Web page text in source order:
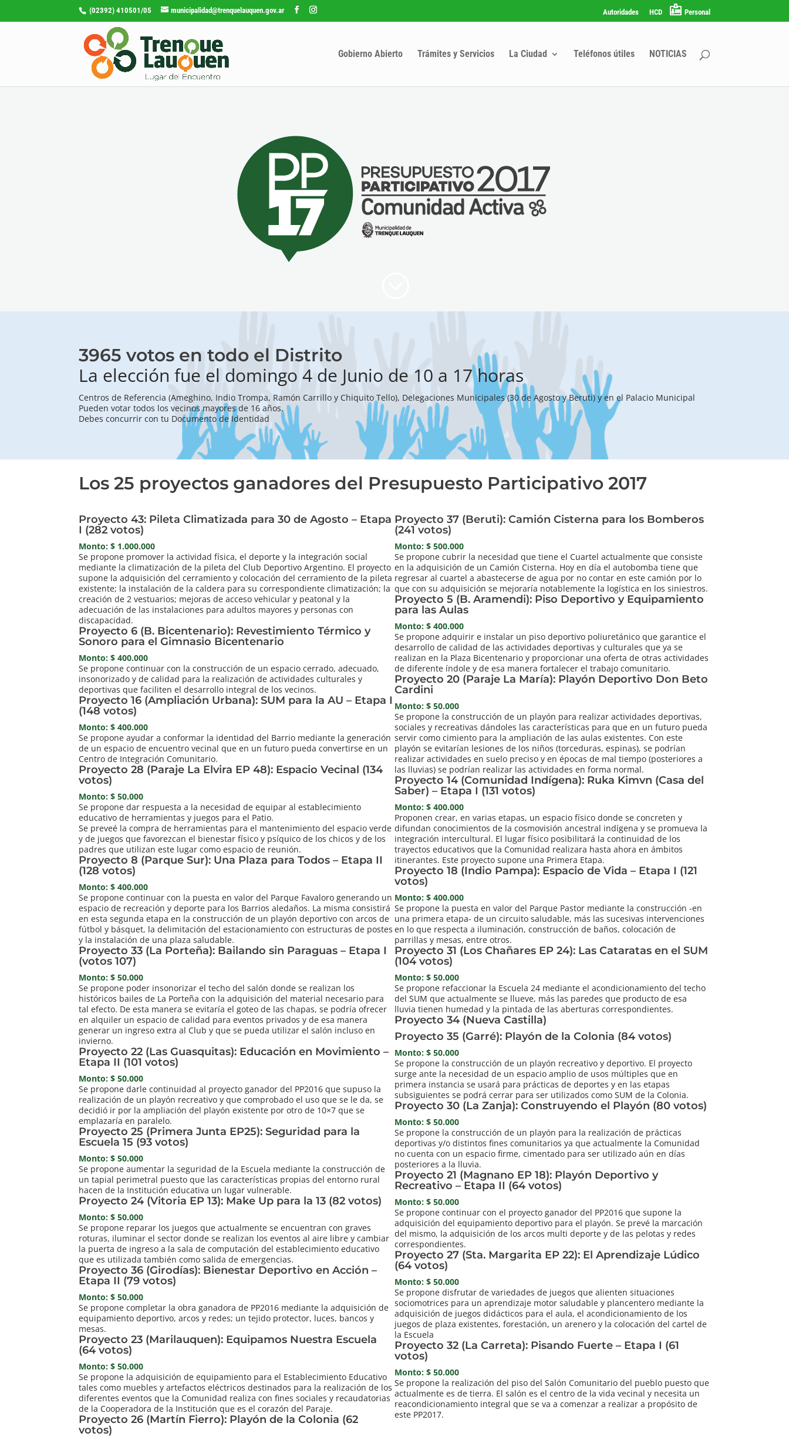
(02392) 410501/05 municipalidad@trenquelauquen.gov.ar Autoridades HCD Personal
Gobierno Abierto Trámites y Servicios La Ciudad Teléfonos útiles NOTICIAS
3965 votos en todo el Distrito
La elección fue el domingo 4 de Junio de 10 a 17 horas
Centros de Referencia (Ameghino, Indio Trompa, Ramón Carrillo y Chiquito Tello), Delegaciones Municipales (30 de Agosto y Beruti) y en el Palacio Municipal
Pueden votar todos los vecinos mayores de 16 años.
Debes concurrir con tu Documento de Identidad
Los 25 proyectos ganadores del Presupuesto Participativo 2017
Proyecto 43: Pileta Climatizada para 30 de Agosto – Etapa
I (282 votos)
Monto: $ 1.000.000
Se propone promover la actividad física, el deporte y la integración social
mediante la climatización de la pileta del Club Deportivo Argentino. El proyecto
supone la adquisición del cerramiento y colocación del cerramiento de la pileta
existente; la instalación de la caldera para su correspondiente climatización; la
creación de 2 vestuarios; mejoras de acceso vehicular y peatonal y la
adecuación de las instalaciones para adultos mayores y personas con
discapacidad.
Proyecto 6 (B. Bicentenario): Revestimiento Térmico y
Sonoro para el Gimnasio Bicentenario
Monto: $ 400.000
Se propone continuar con la construcción de un espacio cerrado, adecuado,
insonorizado y de calidad para la realización de actividades culturales y
deportivas que faciliten el desarrollo integral de los vecinos.
Proyecto 16 (Ampliación Urbana): SUM para la AU – Etapa I
(148 votos)
Monto: $ 400.000
Se propone ayudar a conformar la identidad del Barrio mediante la generación
de un espacio de encuentro vecinal que en un futuro pueda convertirse en un
Centro de Integración Comunitario.
Proyecto 28 (Paraje La Elvira EP 48): Espacio Vecinal (134
votos)
Monto: $ 50.000
Se propone dar respuesta a la necesidad de equipar al establecimiento
educativo de herramientas y juegos para el Patio.
Se preveé la compra de herramientas para el mantenimiento del espacio verde
y de juegos que favorezcan el bienestar físico y psíquico de los chicos y de los
padres que utilizan este lugar como espacio de reunión.
Proyecto 8 (Parque Sur): Una Plaza para Todos – Etapa II
(128 votos)
Monto: $ 400.000
Se propone continuar con la puesta en valor del Parque Favaloro generando un
espacio de recreación y deporte para los Barrios aledaños. La misma consistirá
en esta segunda etapa en la construcción de un playón deportivo con arcos de
fútbol y básquet, la delimitación del estacionamiento con estructuras de postes
y la instalación de una plaza saludable.
Proyecto 33 (La Porteña): Bailando sin Paraguas – Etapa I
(votos 107)
Monto: $ 50.000
Se propone poder insonorizar el techo del salón donde se realizan los
históricos bailes de La Porteña con la adquisición del material necesario para
tal efecto. De esta manera se evitaría el goteo de las chapas, se podría ofrecer
en alquiler un espacio de calidad para eventos privados y de esa manera
generar un ingreso extra al Club y que se pueda utilizar el salón incluso en
invierno.
Proyecto 22 (Las Guasquitas): Educación en Movimiento –
Etapa II (101 votos)
Monto: $ 50.000
Se propone darle continuidad al proyecto ganador del PP2016 que supuso la
realización de un playón recreativo y que comprobado el uso que se le da, se
decidió ir por la ampliación del playón existente por otro de 10×7 que se
emplazaría en paralelo.
Proyecto 25 (Primera Junta EP25): Seguridad para la
Escuela 15 (93 votos)
Monto: $ 50.000
Se propone aumentar la seguridad de la Escuela mediante la construcción de
un tapial perimetral puesto que las características propias del entorno rural
hacen de la Institución educativa un lugar vulnerable.
Proyecto 24 (Vitoria EP 13): Make Up para la 13 (82 votos)
Monto: $ 50.000
Se propone reparar los juegos que actualmente se encuentran con graves
roturas, iluminar el sector donde se realizan los eventos al aire libre y cambiar
la puerta de ingreso a la sala de computación del establecimiento educativo
que es utilizada también como salida de emergencias.
Proyecto 36 (Girodías): Bienestar Deportivo en Acción –
Etapa II (79 votos)
Monto: $ 50.000
Se propone completar la obra ganadora de PP2016 mediante la adquisición de
equipamiento deportivo, arcos y redes; un tejido protector, luces, bancos y
mesas.
Proyecto 23 (Marilauquen): Equipamos Nuestra Escuela
(64 votos)
Monto: $ 50.000
Se propone la adquisición de equipamiento para el Establecimiento Educativo
tales como muebles y artefactos eléctricos destinados para la realización de los
diferentes eventos que la Comunidad realiza con fines sociales y recaudatorias
de la Cooperadora de la Institución que es el corazón del Paraje.
Proyecto 26 (Martín Fierro): Playón de la Colonia (62
votos)
Proyecto 37 (Beruti): Camión Cisterna para los Bomberos
(241 votos)
Monto: $ 500.000
Se propone cubrir la necesidad que tiene el Cuartel actualmente que consiste
en la adquisición de un Camión Cisterna. Hoy en día el autobomba tiene que
regresar al cuartel a abastecerse de agua por no contar en este camión por lo
que con su adquisición se mejoraría notablemente la logística en los siniestros.
Proyecto 5 (B. Aramendi): Piso Deportivo y Equipamiento
para las Aulas
Monto: $ 400.000
Se propone adquirir e instalar un piso deportivo poliuretánico que garantice el
desarrollo de calidad de las actividades deportivas y culturales que ya se
realizan en la Plaza Bicentenario y proporcionar una oferta de otras actividades
de diferente índole y de esa manera fortalecer el trabajo comunitario.
Proyecto 20 (Paraje La María): Playón Deportivo Don Beto
Cardini
Monto: $ 50.000
Se propone la construcción de un playón para realizar actividades deportivas,
sociales y recreativas dándoles las características para que en un futuro pueda
servir como cimiento para la ampliación de las aulas existentes. Con este
playón se evitarían lesiones de los niños (torceduras, espinas), se podrían
realizar actividades en suelo preciso y en épocas de mal tiempo (posteriores a
las lluvias) se podrían realizar las actividades en forma normal.
Proyecto 14 (Comunidad Indígena): Ruka Kimvn (Casa del
Saber) – Etapa I (131 votos)
Monto: $ 400.000
Proponen crear, en varias etapas, un espacio físico donde se concreten y
difundan conocimientos de la cosmovisión ancestral indígena y se promueva la
integración intercultural. El lugar físico posibilitará la continuidad de los
trayectos educativos que la Comunidad realizara hasta ahora en ámbitos
itinerantes. Este proyecto supone una Primera Etapa.
Proyecto 18 (Indio Pampa): Espacio de Vida – Etapa I (121
votos)
Monto: $ 400.000
Se propone la puesta en valor del Parque Pastor mediante la construcción -en
una primera etapa- de un circuito saludable, más las sucesivas intervenciones
en lo que respecta a iluminación, construcción de baños, colocación de
parrillas y mesas, entre otros.
Proyecto 31 (Los Chañares EP 24): Las Cataratas en el SUM
(104 votos)
Monto: $ 50.000
Se propone refaccionar la Escuela 24 mediante el acondicionamiento del techo
del SUM que actualmente se llueve, más las paredes que producto de esa
lluvia tienen humedad y la pintada de las aberturas correspondientes.
Proyecto 34 (Nueva Castilla)
Proyecto 35 (Garré): Playón de la Colonia (84 votos)
Monto: $ 50.000
Se propone la construcción de un playón recreativo y deportivo. El proyecto
surge ante la necesidad de un espacio amplio de usos múltiples que en
primera instancia se usará para prácticas de deportes y en las etapas
subsiguientes se podrá cerrar para ser utilizados como SUM de la Colonia.
Proyecto 30 (La Zanja): Construyendo el Playón (80 votos)
Monto: $ 50.000
Se propone la construcción de un playón para la realización de prácticas
deportivas y/o distintos fines comunitarios ya que actualmente la Comunidad
no cuenta con un espacio firme, cimentado para ser utilizado aún en días
posteriores a la lluvia.
Proyecto 21 (Magnano EP 18): Playón Deportivo y
Recreativo – Etapa II (64 votos)
Monto: $ 50.000
Se propone continuar con el proyecto ganador del PP2016 que supone la
adquisición del equipamiento deportivo para el playón. Se prevé la marcación
del mismo, la adquisición de los arcos multi deporte y de las pelotas y redes
correspondientes.
Proyecto 27 (Sta. Margarita EP 22): El Aprendizaje Lúdico
(64 votos)
Monto: $ 50.000
Se propone disfrutar de variedades de juegos que alienten situaciones
sociomotrices para un aprendizaje motor saludable y plancentero mediante la
adquisición de juegos didácticos para el aula, el acondicionamiento de los
juegos de plaza existentes, forestación, un arenero y la colocación del cartel de
la Escuela
Proyecto 32 (La Carreta): Pisando Fuerte – Etapa I (61
votos)
Monto: $ 50.000
Se propone la realización del piso del Salón Comunitario del pueblo puesto que
actualmente es de tierra. El salón es el centro de la vida vecinal y necesita un
reacondicionamiento integral que se va a comenzar a realizar a propósito de
este PP2017.